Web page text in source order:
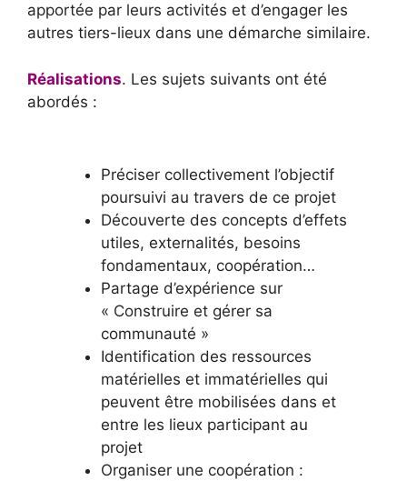
apportée par leurs activités et d’engager les
autres tiers-lieux dans une démarche similaire.
Réalisations. Les sujets suivants ont été
abordés :
Préciser collectivement l’objectif
poursuivi au travers de ce projet
Découverte des concepts d’effets
utiles, externalités, besoins
fondamentaux, coopération…
Partage d’expérience sur
« Construire et gérer sa
communauté »
Identification des ressources
matérielles et immatérielles qui
peuvent être mobilisées dans et
entre les lieux participant au
projet
Organiser une coopération :